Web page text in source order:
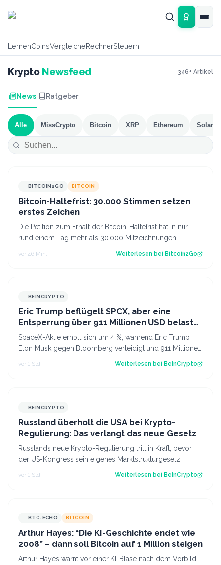
LernenCoinsVergleicheRechnerSteuern
Krypto Newsfeed 346+ Artikel
News Ratgeber
Alle MissCrypto Bitcoin XRP Ethereum Solana
BITCOIN2GO BITCOIN
Bitcoin-Haltefrist: 30.000 Stimmen setzen
erstes Zeichen
Die Petition zum Erhalt der Bitcoin-Haltefrist hat in nur
rund einem Tag mehr als 30.000 Mitzeichnungen
vor 46 Min. Weiterlesen bei Bitcoin2Go
BEINCRYPTO
Eric Trump beflügelt SPCX, aber eine
Entsperrung über 911 Millionen USD belastet
weiterhin die SpaceX-Aktie
SpaceX-Aktie erholt sich um 4 %, während Eric Trump
Elon Musk gegen Bloomberg verteidigt und 911 Millionen
Aktien freigeschaltet werden. Der…
vor 1 Std. Weiterlesen bei BeInCrypto
BEINCRYPTO
Russland überholt die USA bei Krypto-
Regulierung: Das verlangt das neue Gesetz
Russlands neue Krypto-Regulierung tritt in Kraft, bevor
der US-Kongress sein eigenes Marktstrukturgesetz
vor 1 Std. Weiterlesen bei BeInCrypto
BTC-ECHO BITCOIN
Arthur Hayes: “Die KI-Geschichte endet wie
2008” – dann soll Bitcoin auf 1 Million steigen
Arthur Hayes warnt vor einer KI-Blase nach dem Vorbild